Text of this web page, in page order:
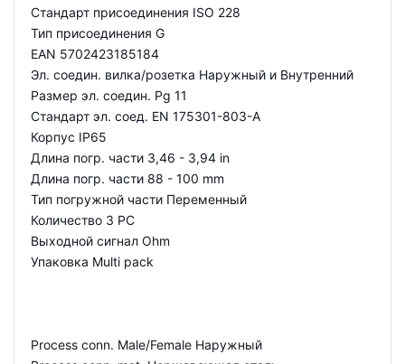
Стандарт присоединения ISO 228
Тип присоединения G
EAN 5702423185184
Эл. соедин. вилка/розетка Наружный и Внутренний
Размер эл. соедин. Pg 11
Стандарт эл. соед. EN 175301-803-A
Корпус IP65
Длина погр. части 3,46 - 3,94 in
Длина погр. части 88 - 100 mm
Тип погружной части Переменный
Количество 3 PC
Выходной сигнал Ohm
Упаковка Multi pack
Process conn. Male/Female Наружный